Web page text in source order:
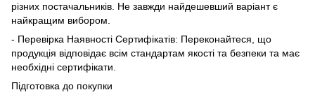
різних постачальників. Не завжди найдешевший варіант є
найкращим вибором.
- Перевірка Наявності Сертифікатів: Переконайтеся, що
продукція відповідає всім стандартам якості та безпеки та має
необхідні сертифікати.
Підготовка до покупки